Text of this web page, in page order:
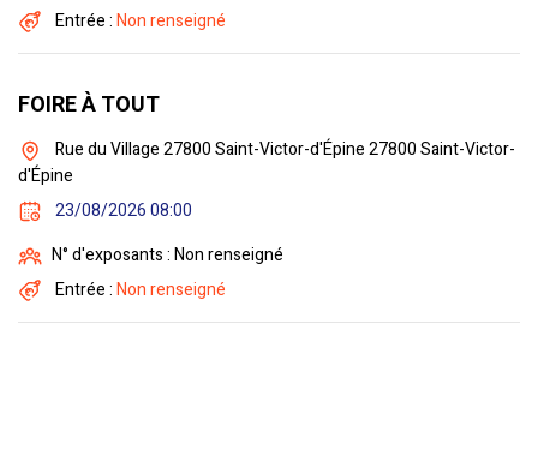
Entrée :Non renseigné
FOIRE À TOUT
Rue du Village 27800 Saint-Victor-d'Épine 27800 Saint-Victor-
d'Épine
23/08/2026 08:00
N° d'exposants : Non renseigné
Entrée :Non renseigné